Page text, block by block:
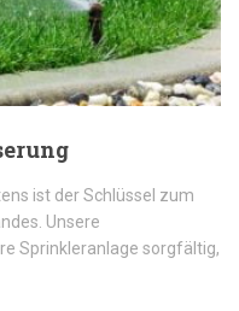
ist der Schlüssel zum
Unsere
Sprinkleranlage sorgfältig,